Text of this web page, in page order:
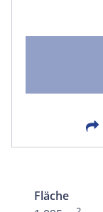
Fläche